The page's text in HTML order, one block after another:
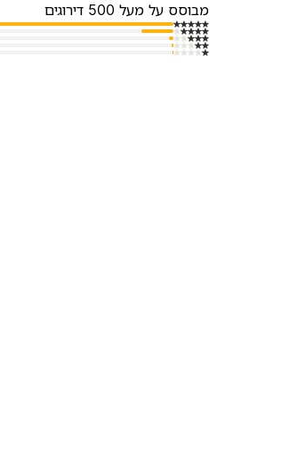
מבוסס על מעל 500 דירוגים